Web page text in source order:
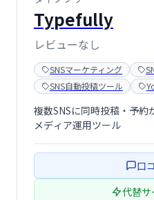
Typefully
レビューなし
SNSマーケティング
SNS自動投稿ツール
複数SNSに同時投稿・予
メディア運用ツール
口
代替サ